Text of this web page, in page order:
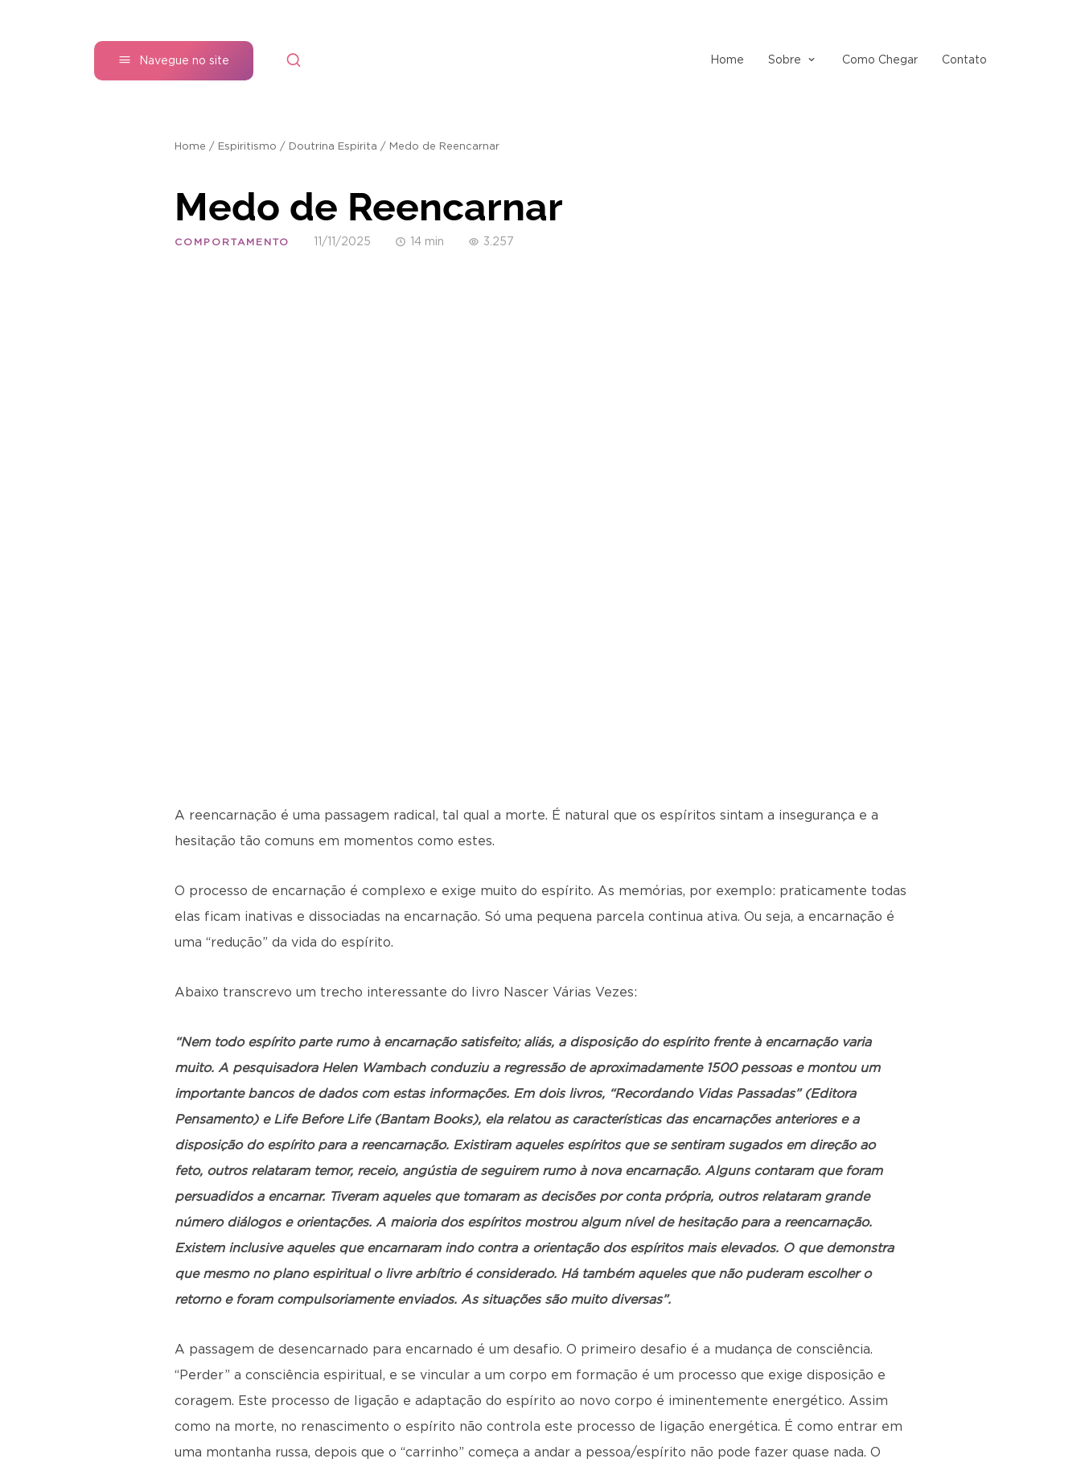
Navegue no site Home Sobre Como Chegar Contato
Home / Espiritismo / Doutrina Espirita / Medo de Reencarnar
Medo de Reencarnar
COMPORTAMENTO 11/11/2025 14 min 3.257
A reencarnação é uma passagem radical, tal qual a morte. É natural que os espíritos sintam a insegurança e a
hesitação tão comuns em momentos como estes.
O processo de encarnação é complexo e exige muito do espírito. As memórias, por exemplo: praticamente todas
elas ficam inativas e dissociadas na encarnação. Só uma pequena parcela continua ativa. Ou seja, a encarnação é
uma “redução” da vida do espírito.
Abaixo transcrevo um trecho interessante do livro Nascer Várias Vezes:
“Nem todo espírito parte rumo à encarnação satisfeito; aliás, a disposição do espírito frente à encarnação varia
muito. A pesquisadora Helen Wambach conduziu a regressão de aproximadamente 1500 pessoas e montou um
importante bancos de dados com estas informações. Em dois livros, “Recordando Vidas Passadas” (Editora
Pensamento) e Life Before Life (Bantam Books), ela relatou as características das encarnações anteriores e a
disposição do espírito para a reencarnação. Existiram aqueles espíritos que se sentiram sugados em direção ao
feto, outros relataram temor, receio, angústia de seguirem rumo à nova encarnação. Alguns contaram que foram
persuadidos a encarnar. Tiveram aqueles que tomaram as decisões por conta própria, outros relataram grande
número diálogos e orientações. A maioria dos espíritos mostrou algum nível de hesitação para a reencarnação.
Existem inclusive aqueles que encarnaram indo contra a orientação dos espíritos mais elevados. O que demonstra
que mesmo no plano espiritual o livre arbítrio é considerado. Há também aqueles que não puderam escolher o
retorno e foram compulsoriamente enviados. As situações são muito diversas”.
A passagem de desencarnado para encarnado é um desafio. O primeiro desafio é a mudança de consciência.
“Perder” a consciência espiritual, e se vincular a um corpo em formação é um processo que exige disposição e
coragem. Este processo de ligação e adaptação do espírito ao novo corpo é iminentemente energético. Assim
como na morte, no renascimento o espírito não controla este processo de ligação energética. É como entrar em
uma montanha russa, depois que o “carrinho” começa a andar a pessoa/espírito não pode fazer quase nada. O